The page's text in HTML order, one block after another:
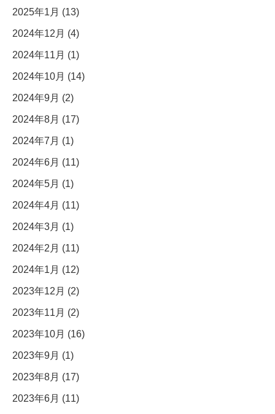
2025年1月 (13)
2024年12月 (4)
2024年11月 (1)
2024年10月 (14)
2024年9月 (2)
2024年8月 (17)
2024年7月 (1)
2024年6月 (11)
2024年5月 (1)
2024年4月 (11)
2024年3月 (1)
2024年2月 (11)
2024年1月 (12)
2023年12月 (2)
2023年11月 (2)
2023年10月 (16)
2023年9月 (1)
2023年8月 (17)
2023年6月 (11)